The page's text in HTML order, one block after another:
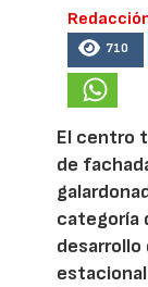
710
El centro
de
categoría
desarrollo